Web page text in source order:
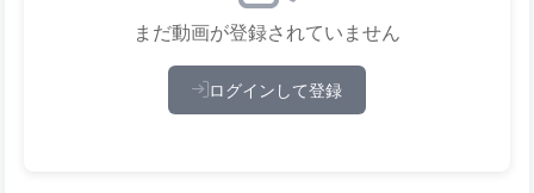
まだ動画が登録されていません
ログインして登録